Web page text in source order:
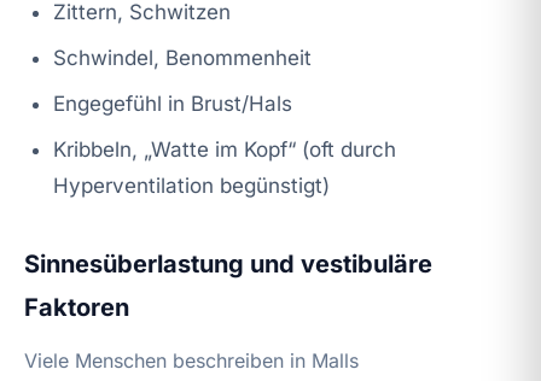
Zittern, Schwitzen
Schwindel, Benommenheit
Engegefühl in Brust/Hals
Kribbeln, „Watte im Kopf“ (oft durch
Hyperventilation begünstigt)
Sinnesüberlastung und vestibuläre
Faktoren
Viele Menschen beschreiben in Malls